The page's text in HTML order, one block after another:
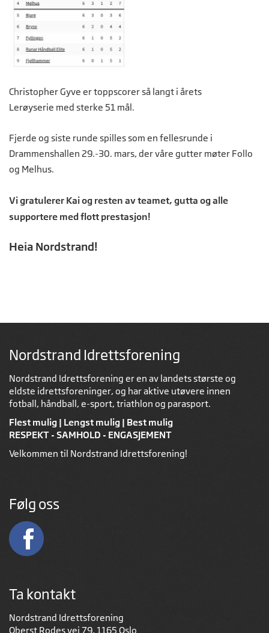
Christopher Gyve er toppscorer så langt i årets
Lerøyserie med sterke 51 mål.
Fjerde og siste runde spilles som en fellesrunde i
Drammenshallen 29.-30. mars, der våre gutter møter Follo
og Melhus.
Vi gratulerer Kai og resten av teamet, gutta og alle
supportere med flott prestasjon!
Heia Nordstrand!
Nordstrand Idrettsforening
Nordstrand Idrettsforening er en av landets største og
eldste idrettsforeninger, og har aktive utøvere innen
fotball, håndball, e-sport, triathlon og parasport.
Flest mulig | Lengst mulig | Best mulig
RESPEKT - SAMHOLD - ENGASJEMENT
Velkommen til Nordstrand Idrettsforening!
Følg oss
Ta kontakt
Nordstrand Idrettsforening
Oberst Rodes vei 79, 1165 Oslo